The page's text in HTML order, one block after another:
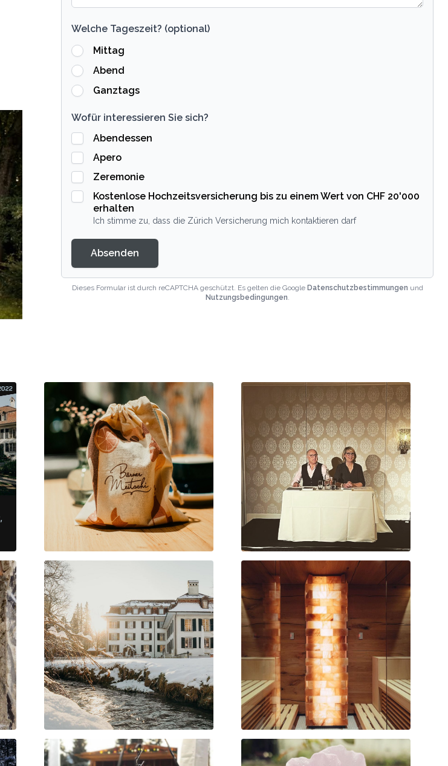
Welche Tageszeit? (optional)
Mittag
Abend
Ganztags
Wofür interessieren Sie sich?
Abendessen
Apero
Zeremonie
Kostenlose Hochzeitsversicherung bis zu einem Wert von CHF 20'000
erhalten
Ich stimme zu, dass die Zürich Versicherung mich kontaktieren darf
Absenden
Dieses Formular ist durch reCAPTCHA geschützt. Es gelten die Google Datenschutzbestimmungen und
Nutzungsbedingungen.